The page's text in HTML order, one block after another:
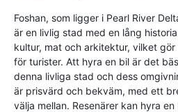
Foshan, som ligger i Pearl River
är en livlig stad med en lång
kultur, mat och arkitektur, vilket
för turister. Att hyra en bil är det
denna livliga stad och dess
är prisvärd och bekväm, med ett
välja mellan. Resenärer kan hyra